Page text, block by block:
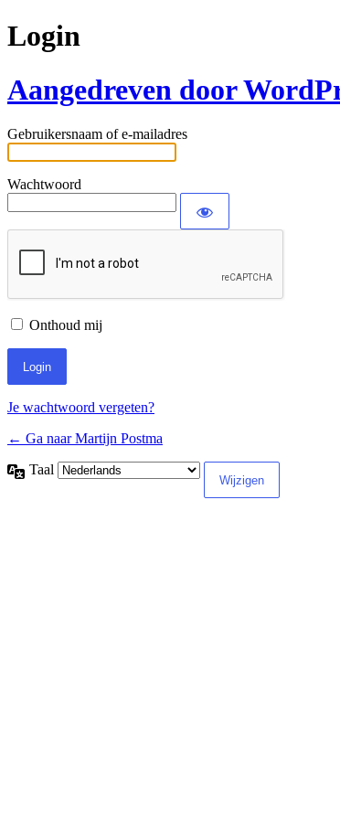
Login
Aangedreven door
Gebruikersnaam of e-mailadres
Wachtwoord
Onthoud mij
Je wachtwoord vergeten?
← Ga naar Martijn Postma
Taal